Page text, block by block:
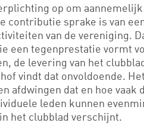
op om
contributie sprake is van
van de vereniging.
een tegenprestatie vormt
de levering van het
vindt dat onvoldoende.
afdwingen dat en hoe vaak
leden kunnen
het clubblad verschijnt.